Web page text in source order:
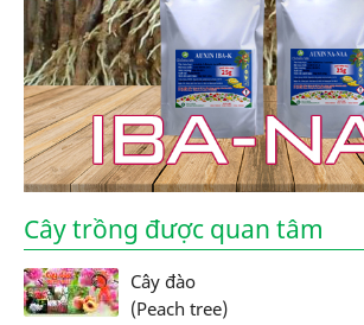
Cây trồng được quan tâm
Cây đào
(Peach tree)